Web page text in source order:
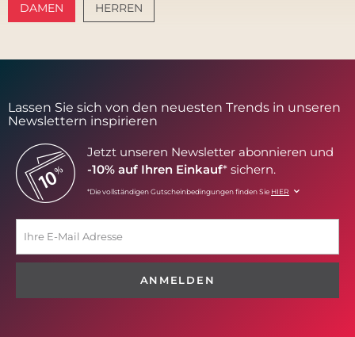
DAMEN HERREN
Lassen Sie sich von den neuesten Trends in unseren
Newslettern inspirieren
Jetzt unseren Newsletter abonnieren und
-10% auf Ihren Einkauf* sichern.
*Die vollständigen Gutscheinbedingungen finden Sie HIER
ANMELDEN